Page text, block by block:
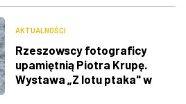
AKTUALNOŚCI
Rzeszowscy fotograficy
upamiętnią Piotra Krupę.
Wystawa „Z lotu ptaka" w